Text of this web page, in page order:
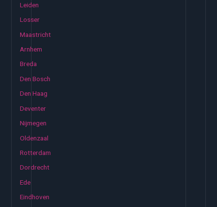
Leiden
Losser
Maastricht
Arnhem
Breda
Den Bosch
Den Haag
Deventer
Nijmegen
Oldenzaal
Rotterdam
Dordrecht
Ede
Eindhoven